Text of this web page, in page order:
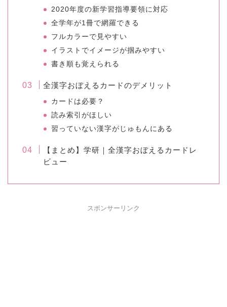
2020年度の新学習指導要領に対応
全学年が1冊で網羅できる
フルカラーで見やすい
イラストでイメージが掴みやすい
書き順も覚えられる
全漢字おぼえるカードのデメリット
カードは必要？
読み索引がほしい
習っていない漢字がじゅもんにある
【まとめ】学研｜全漢字おぼえるカードレ
ビュー
スポンサーリンク